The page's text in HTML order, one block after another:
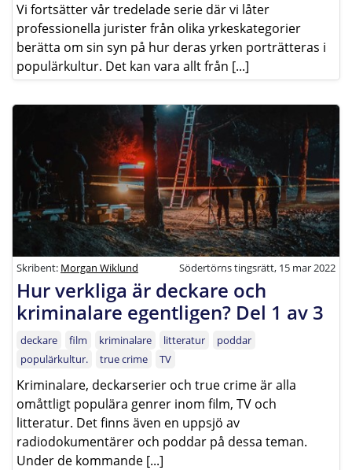
Vi fortsätter vår tredelade serie där vi låter
professionella jurister från olika yrkeskategorier
berätta om sin syn på hur deras yrken porträtteras i
populärkultur. Det kan vara allt från [...]
Skribent: Morgan Wiklund Södertörns tingsrätt, 15 mar 2022
Hur verkliga är deckare och
kriminalare egentligen? Del 1 av 3
deckare film kriminalare litteratur
poddar
populärkultur.
true crime TV
Kriminalare, deckarserier och true crime är alla
omåttligt populära genrer inom film, TV och
litteratur. Det finns även en uppsjö av
radiodokumentärer och poddar på dessa teman.
Under de kommande [...]